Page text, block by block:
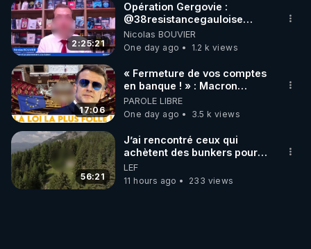
2:25:21
Opération Gergovie :
‪@38resistancegauloise‬
‪@MarionSigautOfficiel‬
‪@gladysriifard5710‬ Laëtitia
Nicolas BOUVIER
One day ago
1.2 k views
17:06
« Fermeture de vos comptes
en banque ! » : Macron
impose une loi folle !
PAROLE LIBRE
One day ago
3.5 k views
56:21
J’ai rencontré ceux qui
achètent des bunkers pour
survivre à la fin du monde
LEF
11 hours ago
233 views